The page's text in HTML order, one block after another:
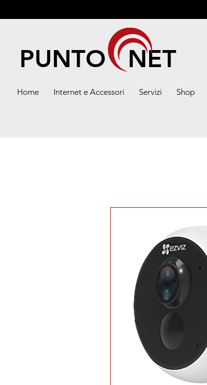
Home Internet e Accessori Servizi Shop
PUNTO NET